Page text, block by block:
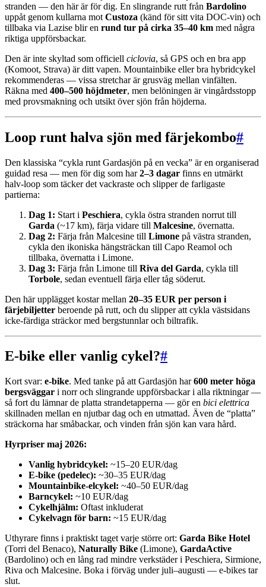
stranden — den här är för dig. En slingrande rutt från Bardolino
uppåt genom kullarna mot Custoza (känd för sitt vita DOC-vin) och
tillbaka via Lazise blir en rund tur på cirka 35–40 km med några
riktiga uppförsbackar.
Den är inte skyltad som officiell ciclovia, så GPS och en bra app
(Komoot, Strava) är ditt vapen. Mountainbike eller bra hybridcykel
rekommenderas — vissa stretchar är grusväg mellan vinfälten.
Räkna med 400–500 höjdmeter, men belöningen är vingårdsstopp
med provsmakning och utsikt över sjön från höjderna.
Loop runt halva sjön med färjekombo#
Den klassiska “cykla runt Gardasjön på en vecka” är en organiserad
guidad resa — men för dig som har2–3 dagar finns en utmärkt
halv-loop som täcker det vackraste och slipper de farligaste
partierna:
Dag 1: Start i Peschiera, cykla östra stranden norrut till
Garda (~17 km), färja vidare till Malcesine, övernatta.
Dag 2: Färja från Malcesine till Limone på västra stranden,
cykla den ikoniska hängsträckan till Capo Reamol och
tillbaka, övernatta i Limone.
Dag 3: Färja från Limone till Riva del Garda, cykla till
Torbole, sedan eventuell färja eller tåg söderut.
Den här upplägget kostar mellan 20–35 EUR per person i
färjebiljetter beroende på rutt, och du slipper att cykla västsidans
icke-färdiga sträckor med bergstunnlar och biltrafik.
E-bike eller vanlig cykel?#
Kort svar: e-bike. Med tanke på att Gardasjön har600 meter höga
bergsväggar i norr och slingrande uppförsbackar i alla riktningar —
så fort du lämnar de platta strandetapperna — gör en bici elettrica
skillnaden mellan en njutbar dag och en utmattad. Även de “platta”
sträckorna har småbackar, och vinden från sjön kan vara hård.
Hyrpriser maj 2026:
Vanlig hybridcykel: ~15–20 EUR/dag
E-bike (pedelec): ~30–35 EUR/dag
Mountainbike-elcykel: ~40–50 EUR/dag
Barncykel: ~10 EUR/dag
Cykelhjälm: Oftast inkluderat
Cykelvagn för barn: ~15 EUR/dag
Uthyrare finns i praktiskt taget varje större ort: Garda Bike Hotel
(Torri del Benaco), Naturally Bike (Limone), GardaActive
(Bardolino) och en lång rad mindre verkstäder i Peschiera, Sirmione,
Riva och Malcesine. Boka i förväg under juli–augusti — e-bikes tar
slut.